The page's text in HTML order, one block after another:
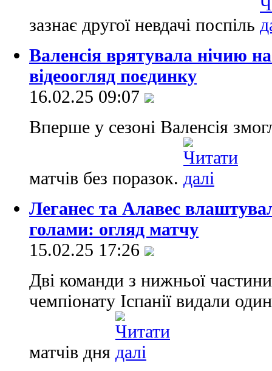
зазнає другої невдачі поспіль
Валенсія врятувала нічию
відеоогляд поєдинку
16.02.25 09:07
Вперше у сезоні Валенсія
матчів без поразок.
Леганес та Алавес
голами: огляд матчу
15.02.25 17:26
Дві команди з нижньої
чемпіонату Іспанії видали
матчів дня